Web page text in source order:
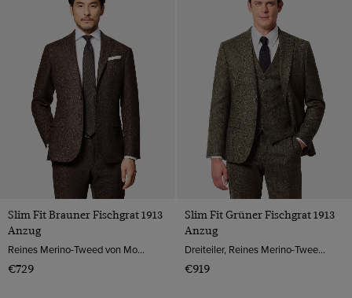
Slim Fit Brauner Fischgrat 1913
Anzug
Reines Merino-Tweed von Moon, England
€729
Slim Fit Grüner Fischgrat 1913
Anzug
Dreiteiler, Reines Merino-Tweed von Moon, England
€919